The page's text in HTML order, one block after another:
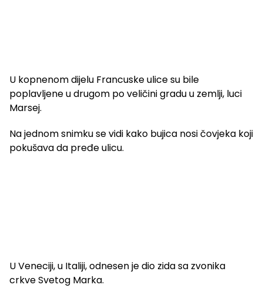
U kopnenom dijelu Francuske ulice su bile
poplavljene u drugom po veličini gradu u zemlji, luci
Marsej.
Na jednom snimku se vidi kako bujica nosi čovjeka koji
pokušava da pređe ulicu.
U Veneciji, u Italiji, odnesen je dio zida sa zvonika
crkve Svetog Marka.